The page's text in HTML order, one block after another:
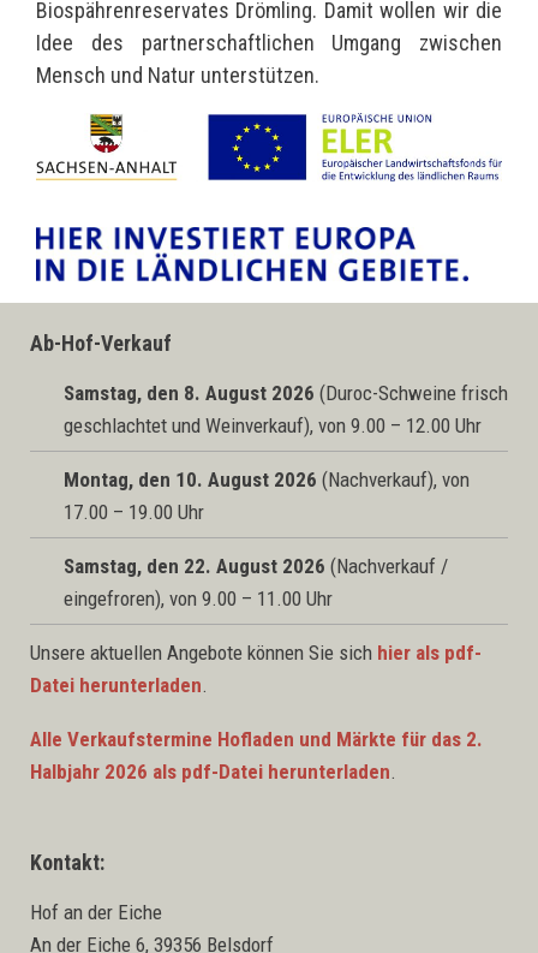
Biospährenreservates Drömling. Damit wollen wir die
Idee des partnerschaftlichen Umgang zwischen
Mensch und Natur unterstützen.
Ab-Hof-Verkauf
Samstag, den 8. August 2026 (Duroc-Schweine frisch
geschlachtet und Weinverkauf), von 9.00 – 12.00 Uhr
Montag, den 10. August 2026 (Nachverkauf), von
17.00 – 19.00 Uhr
Samstag, den 22. August 2026 (Nachverkauf /
eingefroren), von 9.00 – 11.00 Uhr
Unsere aktuellen Angebote können Sie sich hier als pdf-
Datei herunterladen.
Alle Verkaufstermine Hofladen und Märkte für das 2.
Halbjahr 2026 als pdf-Datei herunterladen.
Kontakt:
Hof an der Eiche
An der Eiche 6, 39356 Belsdorf